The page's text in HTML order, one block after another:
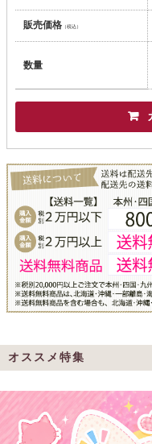
販売価格（税込）
数量
オススメ特集